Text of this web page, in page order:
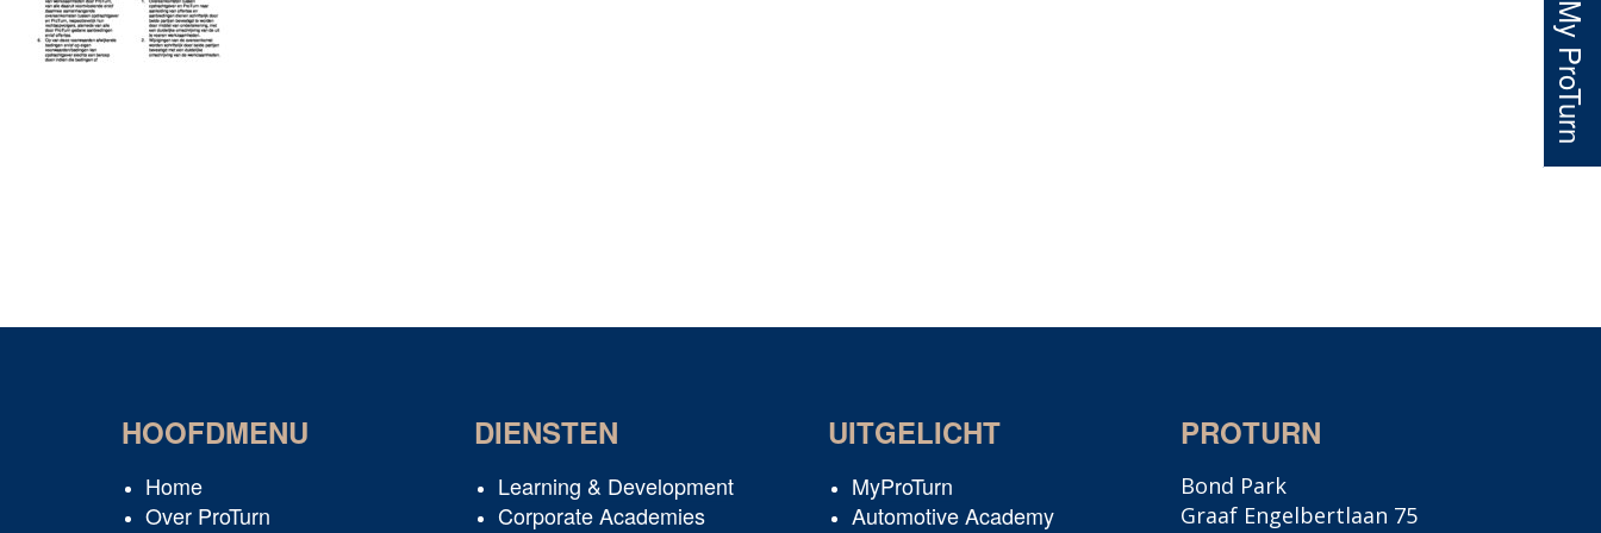
HOOFDMENU
Home
Over ProTurn
DIENSTEN
Learning & Development
Corporate Academies
UITGELICHT
MyProTurn
Automotive Academy
PROTURN
Bond Park
Graaf Engelbertlaan 75
My ProTurn